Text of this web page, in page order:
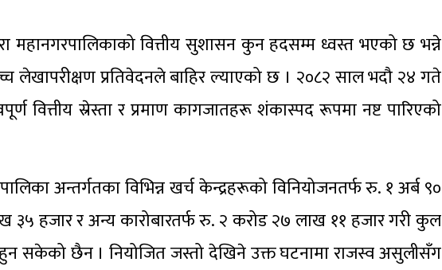
महानगरपालिकाको वित्तीय सुशासन कुन हदसम्म ध्वस्त भएको छ भन्ने
लेखापरीक्षण प्रतिवेदनले बाहिर ल्याएको छ । २०८२ साल भदौ २४ गते
वित्तीय स्रेस्ता र प्रमाण कागजातहरू शंकास्पद रूपमा नष्ट पारिएको
अन्तर्गतका विभिन्न खर्च केन्द्रहरूको विनियोजनतर्फ रु. १ अर्ब ९०
३५ हजार र अन्य कारोबारतर्फ रु. २ करोड २७ लाख ११ हजार गरी कुल
सकेको छैन । नियोजित जस्तो देखिने उक्त घटनामा राजस्व असुलीसँग